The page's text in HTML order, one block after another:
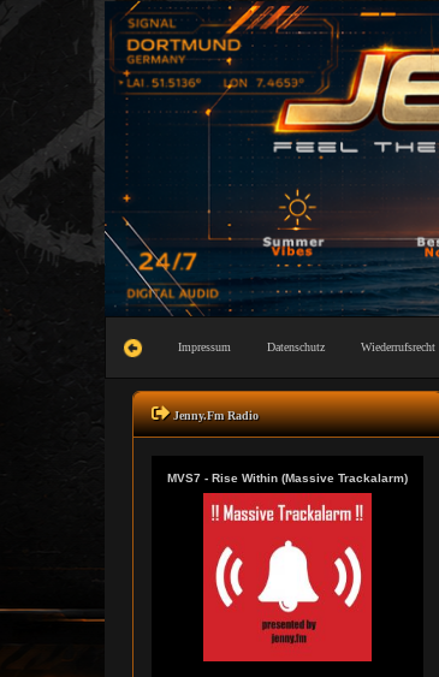
Impressum Datenschutz Wiederrufsrecht
Jenny.Fm Radio